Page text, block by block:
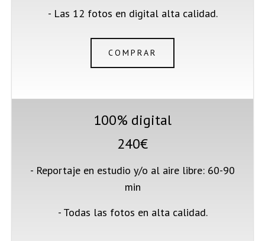
- Las 12 fotos en digital alta calidad.
COMPRAR
100% digital
240€
- Reportaje en estudio y/o al aire libre: 60-90
min
- Todas las fotos en alta calidad.